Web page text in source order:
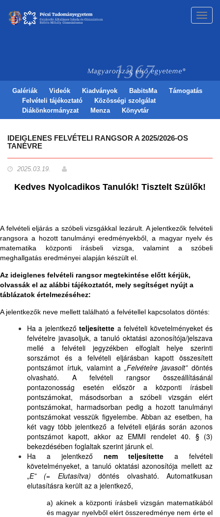
Galériák Videók Kiadványok BabitsMa
Támogatás
Felvételi tájékoztató
Közösségi szolgálat
Diákönkormányzat
Menza Könyvtár
IDEIGLENES FELVÉTELI RANGSOR A 2025/2026-OS
TANÉVRE
2025.03.19.
Kedves Nyolcadikos Tanulók! Tisztelt Szülők!
A felvételi eljárás a szóbeli vizsgákkal lezárult. A jelentkezők felvételi
rangsora a hozott tanulmányi eredményekből, a magyar nyelv és
matematika központi írásbeli vizsga, valamint a szóbeli
meghallgatás eredményei alapján készült el.
Az ideiglenes felvételi rangsor megtekintése előtt kérjük,
olvassák el az alábbi tájékoztatót, mely segítséget nyújt a
táblázatok értelmezéséhez:
A jelentkezők neve mellett található a felvétellel kapcsolatos döntés:
Ha a jelentkezőteljesítette a felvételi követelményeket és
felvételre javasoljuk, a tanuló oktatási azonosítója/jelszava
mellé a felvételi jegyzékben elfoglalt helye szerinti
sorszámot és a felvételi eljárásban kapott összesített
pontszámot írtuk, valamint a„Felvételre javasolt”döntés
olvasható. A felvételi rangsor összeállításánál
pontazonosság esetén először a központi írásbeli
pontszámokat, másodsorban a szóbeli vizsgán elért
pontszámokat, harmadsorban pedig a hozott tanulmányi
pontszámokat vesszük figyelembe. Abban az esetben, ha
két vagy több jelentkező a felvételi eljárás során azonos
pontszámot kapott, akkor az EMMI rendelet 40. § (3)
bekezdésében foglaltak szerint járunk el.
Ha a jelentkező nem teljesítette a felvételi
követelményeket, a tanuló oktatási azonosítója mellett az
„E” (= Elutasítva) döntés olvasható. Automatikusan
elutasításra került az a jelentkező,
a) akinek a központi írásbeli vizsgán matematikából
és magyar nyelvből elért összeredménye nem érte el